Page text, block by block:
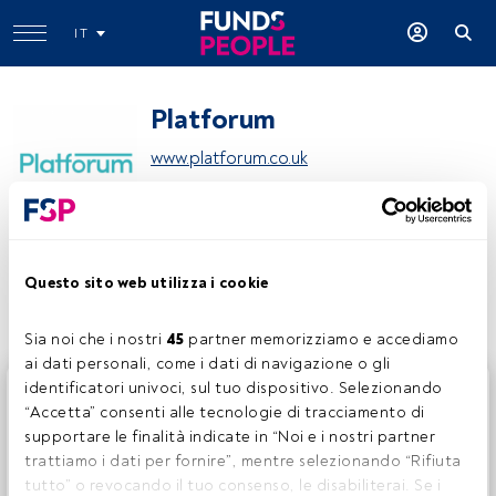
Questo sito web utilizza i cookie
Sia noi che i nostri 45 partner memorizziamo e accediamo
ai dati personali, come i dati di navigazione o gli
identificatori univoci, sul tuo dispositivo. Selezionando
“Accetta” consenti alle tecnologie di tracciamento di
supportare le finalità indicate in “Noi e i nostri partner
trattiamo i dati per fornire”, mentre selezionando “Rifiuta
tutto” o revocando il tuo consenso, le disabiliterai. Se i
IT
Platforum
www.platforum.co.uk
Questo è un articolo riservato agli utenti FundsPeople. Se
sei già registrato, accedi tramite il pulsante Login. Se non
hai ancora un account, ti invitiamo a registrarti per scoprire
tutti i contenuti che FundsPeople ha da offrire.